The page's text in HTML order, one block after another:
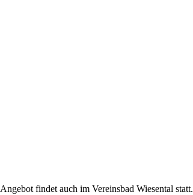
findet auch im Vereinsbad Wiesental statt.